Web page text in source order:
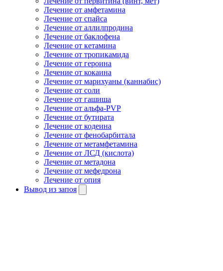
Лечение от амфетамина
Лечение от спайса
Лечение от аллилпродина
Лечение от баклофена
Лечение от кетамина
Лечение от тропикамида
Лечение от героина
Лечение от кокаина
Лечение от марихуаны (каннабис)
Лечение от соли
Лечение от гашиша
Лечение от альфа-PVP
Лечение от бутирата
Лечение от кодеина
Лечение от фенобарбитала
Лечение от метамфетамина
Лечение от ЛСД (кислота)
Лечение от метадона
Лечение от мефедрона
Лечение от опия
Вывод из запоя